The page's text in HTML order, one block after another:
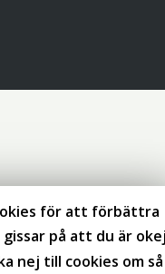
för att förbättra
gissar på att du är
nej till cookies om så